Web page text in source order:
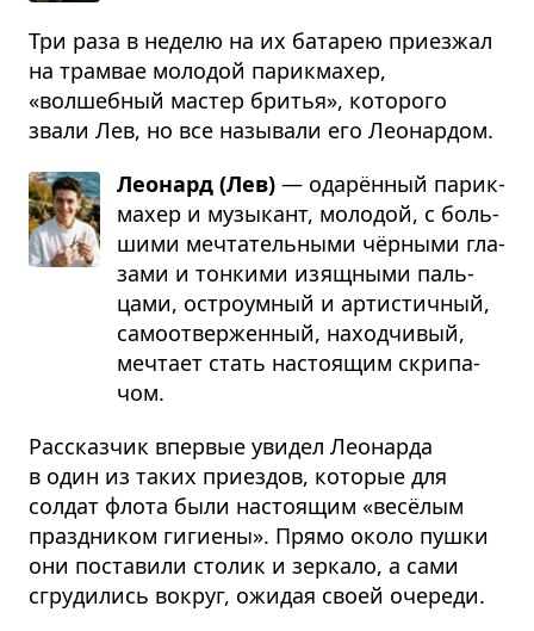
Три раза в неделю на их батарею приезжал
на трамвае молодой парикмахер,
«волшебный мастер бритья», которого
звали Лев, но все называли его Леонардом.
Леонард (Лев) — одарён­ный парик­
ма­хер и музы­кант, моло­дой, с боль­
шими меч­та­тель­ными чёр­ными гла­
зами и тон­кими изящ­ными паль­
цами, остро­ум­ный и арти­стич­ный,
само­от­вер­жен­ный, наход­чи­вый,
меч­тает стать насто­я­щим скри­па­
чом.
Рассказчик впервые увидел Леонарда
в один из таких приездов, которые для
солдат флота были настоящим «весёлым
праздником гигиены». Прямо около пушки
они поставили столик и зеркало, а сами
сгрудились вокруг, ожидая своей очереди.